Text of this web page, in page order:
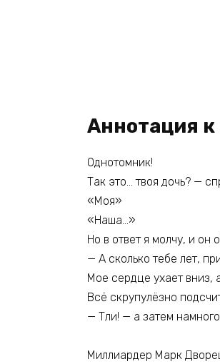
Аннотация к
Однотомник!
Так это… твоя дочь? —
«Моя»
«Наша…»
Но в ответ я молчу, и он
— А сколько тебе лет,
Мое сердце ухает вниз,
Всё скрупулёзно
— Тли! — а затем
Миллиардер Марк